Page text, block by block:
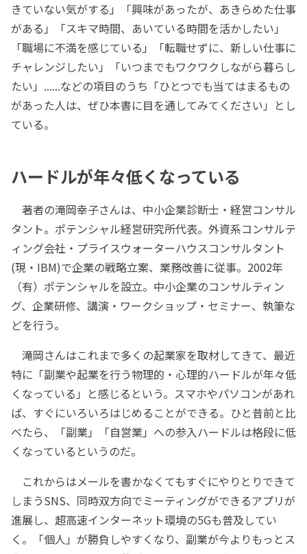
きていない気がする」「興味があったが、あきらめた仕事
がある」「スキマ時間、あいている時間を活かしたい」
「職場に不満を感じている」「転職せずに、新しい仕事に
チャレンジしたい」「いつまでもワクワクしながら暮らし
たい」......などの項目のうち「ひとつでも当てはまるもの
があった人は、ぜひ本書に目を通してみてください」とし
ている。
ハードルが年々低くなっている
著者の滝岡幸子さんは、中小企業診断士・経営コンサル
タント。ポテンシャル経営研究所代表。外資系コンサルテ
ィング会社・プライスウォーターハウスコンサルタント
(現・IBM)で企業の戦略立案、業務改善に従事。2002年
（有）ポテンシャルを設立。中小企業のコンサルティン
グ、企業研修、講演・ワークショップ・セミナー、執筆な
どを行う。
滝岡さんはこれまで多くの起業家を取材してきて、最近
特に「副業や起業を行う物理的・心理的ハードルが年々低
くなっている」と感じるという。スマホやパソコンがあれ
ば、すぐにいろいろはじめることができる。ひと昔前と比
べたら、「副業」「自営業」への参入ハードルは格段に低
くなっているというのだ。
これからはメールを書かなくてもすぐにやりとりできて
しまうSNS、同時双方向でミーティングができるアプリが
進展し、超高速インターネット環境の5Gも普及してい
く。「個人」が勝負しやすくなり、副業が今よりもっとス